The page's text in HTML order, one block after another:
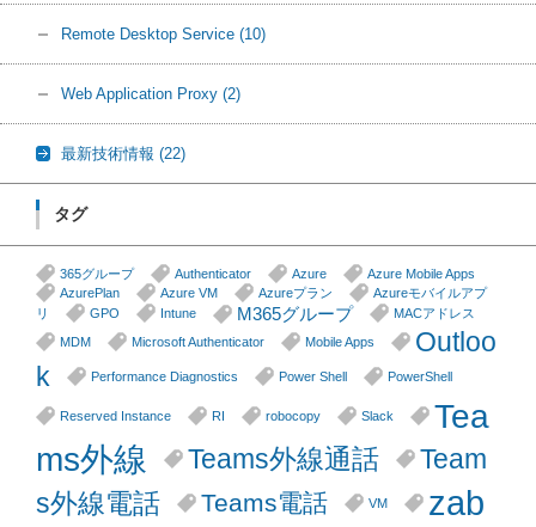
Remote Desktop Service (10)
Web Application Proxy (2)
最新技術情報 (22)
タグ
365グループ Authenticator Azure
Azure Mobile Apps
AzurePlan
Azure VM Azureプラン
Azureモバイルアプ
リ
GPO Intune M365グループ
MACアドレス
MDM
Microsoft Authenticator Mobile Apps
Outloo
k
Performance Diagnostics Power Shell PowerShell
Reserved Instance RI robocopy Slack
Tea
ms外線
Teams外線通話
Team
s外線電話
Teams電話 VM
zab